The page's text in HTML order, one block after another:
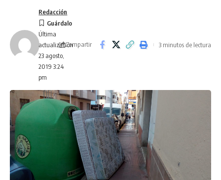
Última
actualización
23 agosto,
2019 3:24
pm
Redacción
Compartir 3 minutos de lectura